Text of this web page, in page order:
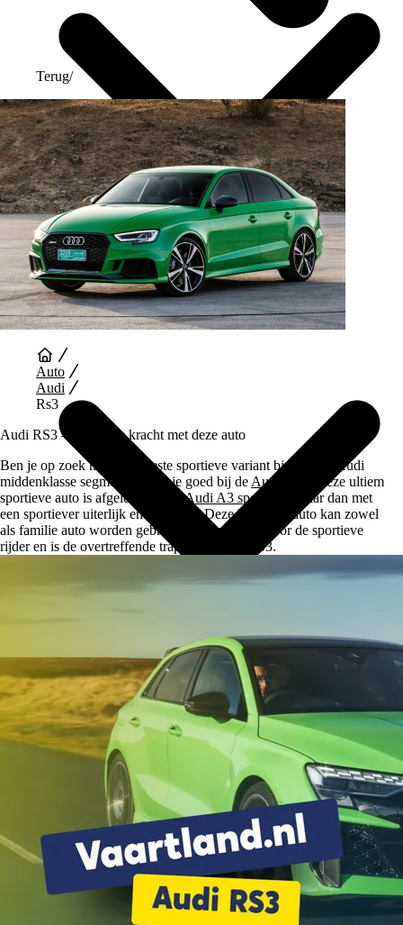
Auto Diensten
Type
Vestigingen
Terug/
Auto
Audi
Rs3
Audi RS3 – Zakelijke kracht met deze auto
Ben je op zoek naar de meeste sportieve variant binnen het Audi
middenklasse segment dan zit je goed bij de Audi RS3
. Deze ultiem
sportieve auto is afgeleid van deAudi A3 sportback
maar dan met
een sportiever uiterlijk en rijgedrag. Deze luxueuze auto kan zowel
als familie auto worden gebruikt of juist alleen door de sportieve
rijder en is de overtreffende trap van de Audi S3.